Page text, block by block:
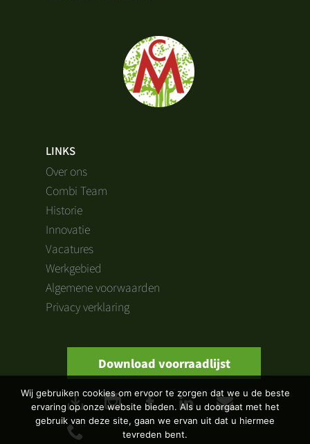
LINKS
Over ons
Combi Team
Historie
Innovatie
Vacatures
Werkgebied
Algemene voorwaarden
Privacy verklaring
Download voorraadlijst
Wij gebruiken cookies om ervoor te zorgen dat we u de beste
ervaring op onze website bieden. Als u doorgaat met het
gebruik van deze site, gaan we ervan uit dat u hiermee
tevreden bent.